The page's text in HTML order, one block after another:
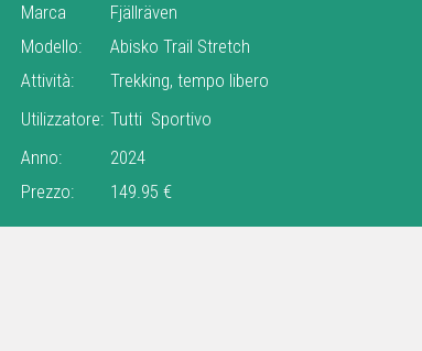
Marca
Fjällräven
Modello:
Abisko Trail Stretch
Attività:
Trekking, tempo libero
Utilizzatore: Tutti Sportivo
Anno:
2024
Prezzo:
149.95 €